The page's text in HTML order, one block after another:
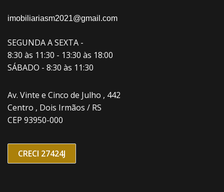
imobiliariasm2021@gmail.com
SEGUNDA A SEXTA -
8:30 às 11:30 - 13:30 às 18:00
SÁBADO - 8:30 às 11:30
Av. Vinte e Cinco de Julho , 442
Centro , Dois Irmãos / RS
CEP 93950-000
CRECI 27424J